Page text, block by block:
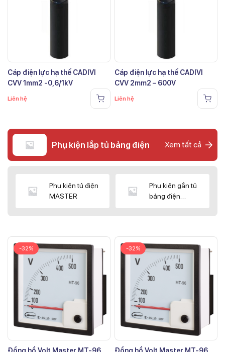
Cáp điện lực hạ thế CADIVI
CVV 1mm2 -0,6/1kV
Liên hệ
Cáp điện lực hạ thế CADIVI
CVV 2mm2 – 600V
Liên hệ
Phụ kiện lắp tủ bảng điện Xem tất cả
Phụ kiện tủ điện
MASTER
Phụ kiện gắn tủ
bảng điện
-32%
Đồng hồ Volt Master MT-96
-32%
Đồng hồ Volt Master MT-96